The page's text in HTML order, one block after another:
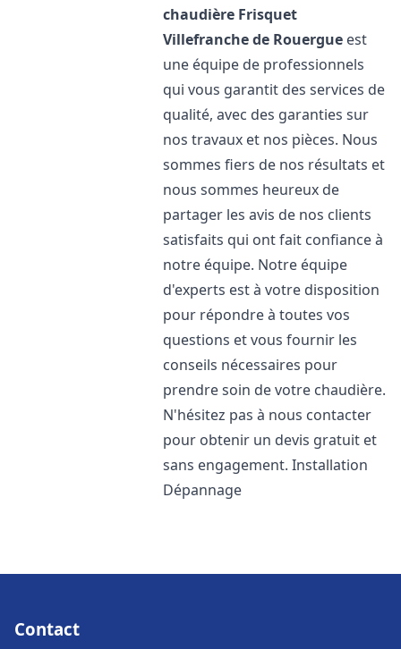
chaudière Frisquet
Villefranche de Rouergue est
une équipe de professionnels
qui vous garantit des services de
qualité, avec des garanties sur
nos travaux et nos pièces. Nous
sommes fiers de nos résultats et
nous sommes heureux de
partager les avis de nos clients
satisfaits qui ont fait confiance à
notre équipe. Notre équipe
d'experts est à votre disposition
pour répondre à toutes vos
questions et vous fournir les
conseils nécessaires pour
prendre soin de votre chaudière.
N'hésitez pas à nous contacter
pour obtenir un devis gratuit et
sans engagement. Installation
Dépannage
Contact